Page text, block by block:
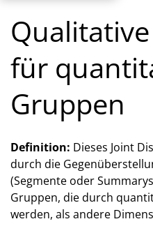
für
Gruppen
Definition: Dieses Joint
durch die
(Segmente oder
Gruppen, die durch
werden, als andere